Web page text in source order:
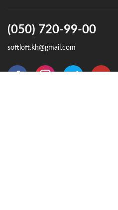
(050) 720-99-00
softloft.kh@gmail.com